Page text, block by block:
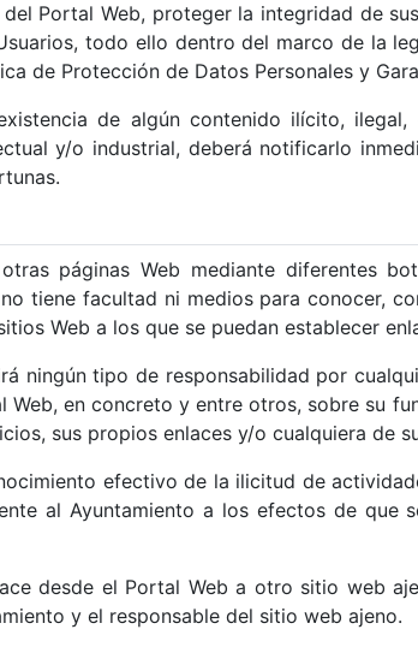
Portal Web, proteger la integridad de
todo ello dentro del marco de la
de Protección de Datos Personales y
de algún contenido ilícito,
y/o industrial, deberá notificarlo
páginas Web mediante diferentes
tiene facultad ni medios para conocer,
Web a los que se puedan establecer
ningún tipo de responsabilidad por
Web, en concreto y entre otros, sobre su
sus propios enlaces y/o cualquiera de
efectivo de la ilicitud de
al Ayuntamiento a los efectos de que
desde el Portal Web a otro sitio web
y el responsable del sitio web ajeno.